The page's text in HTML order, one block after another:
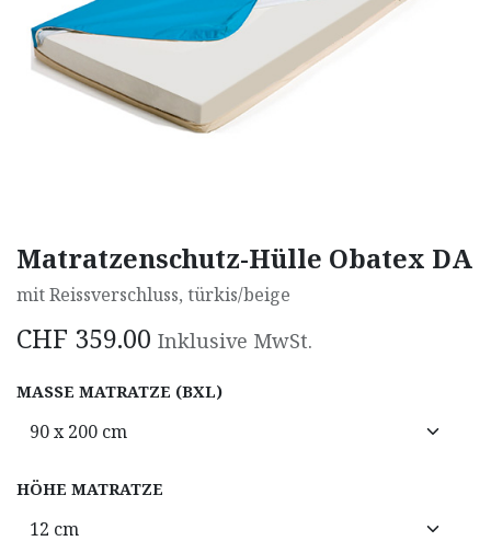
Matratzenschutz-Hülle Obatex DA
mit Reissverschluss, türkis/beige
CHF 359.00 Inklusive MwSt.
MASSE MATRATZE (BXL)
HÖHE MATRATZE